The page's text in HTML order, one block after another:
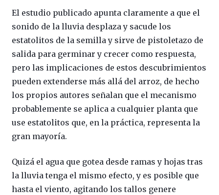
El estudio publicado apunta claramente a que el
sonido de la lluvia desplaza y sacude los
estatolitos de la semilla y sirve de pistoletazo de
salida para germinar y crecer como respuesta,
pero las implicaciones de estos descubrimientos
pueden extenderse más allá del arroz, de hecho
los propios autores señalan que el mecanismo
probablemente se aplica a cualquier planta que
use estatolitos que, en la práctica, representa la
gran mayoría.
Quizá el agua que gotea desde ramas y hojas tras
la lluvia tenga el mismo efecto, y es posible que
hasta el viento, agitando los tallos genere